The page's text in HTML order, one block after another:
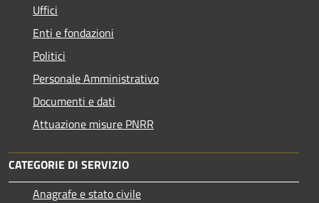
Uffici
Enti e fondazioni
Politici
Personale Amministrativo
Documenti e dati
Attuazione misure PNRR
CATEGORIE DI SERVIZIO
Anagrafe e stato civile